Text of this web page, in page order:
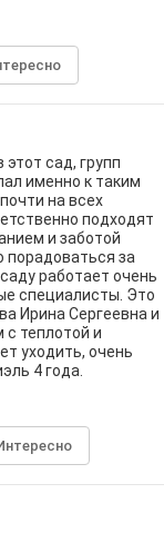
сад, групп
именно к таким
на всех
подходят
и заботой
порадоваться за
работает очень
специалисты. Это
Ирина Сергеевна и
с теплотой и
уходить, очень
4 года.